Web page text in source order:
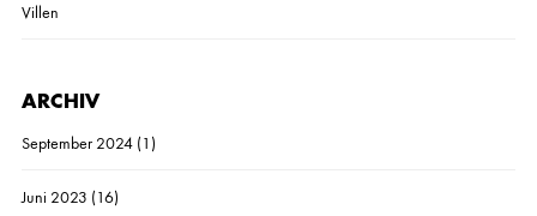
Villen
ARCHIV
September 2024(1)
Juni 2023 (16)